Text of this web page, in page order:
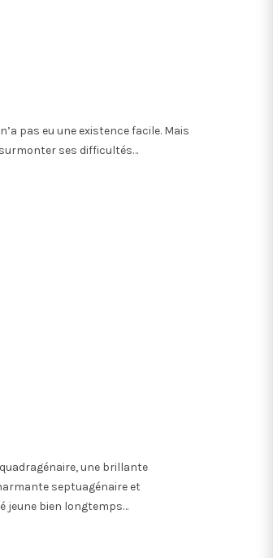
pas eu une existence facile. Mais
ses difficultés…
une brillante
septuagénaire et
jeune bien longtemps…